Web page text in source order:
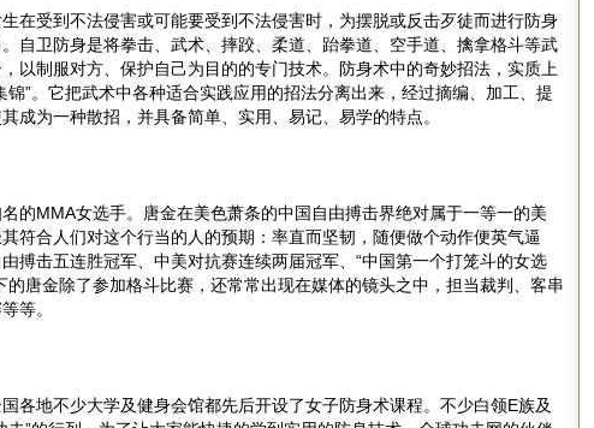
在受到不法侵害或可能要受到不法侵害时，为摆脱或反击歹徒而进行防身
自卫防身是将拳击、武术、摔跤、柔道、跆拳道、空手道、擒拿格斗等武
以制服对方、保护自己为目的的专门技术。防身术中的奇妙招法，实质上
锦”。它把武术中各种适合实践应用的招法分离出来，经过摘编、加工、提
成为一种散招，并具备简单、实用、易记、易学的特点。
的MMA女选手。唐金在美色萧条的中国自由搏击界绝对属于一等一的美
符合人们对这个行当的人的预期：率直而坚韧，随便做个动作便英气逼
搏击五连胜冠军、中美对抗赛连续两届冠军、“中国第一个打笼斗的女选
的唐金除了参加格斗比赛，还常常出现在媒体的镜头之中，担当裁判、客串
等。
各地不少大学及健身会馆都先后开设了女子防身术课程。不少白领E族及